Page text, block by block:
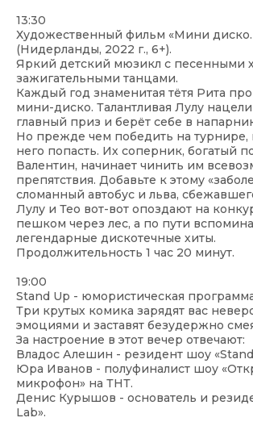
13:30
Художественный фильм «Мини диско.
(Нидерланды, 2022 г., 6+).
Яркий детский мюзикл с песенными
зажигательными танцами.
Каждый год знаменитая тётя Рита
мини-диско. Талантливая Лулу
главный приз и берёт себе в
Но прежде чем победить на
него попасть. Их соперник, богатый
Валентин, начинает чинить им
препятствия. Добавьте к этому
сломанный автобус и льва,
Лулу и Тео вот-вот опоздают на
пешком через лес, а по пути
легендарные дискотечные хиты.
Продолжительность 1 час 20 минут.
19:00
Stand Up - юмористическая программа
Три крутых комика зарядят вас
эмоциями и заставят безудержно
За настроение в этот вечер отвечают:
Владос Алешин - резидент шоу
Юра Иванов - полуфиналист шоу
микрофон» на ТНТ.
Денис Курышов - основатель и
Lab».